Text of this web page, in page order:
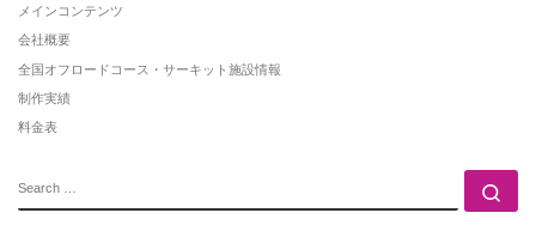
メインコンテンツ
会社概要
全国オフロードコース・サーキット施設情報
制作実績
料金表